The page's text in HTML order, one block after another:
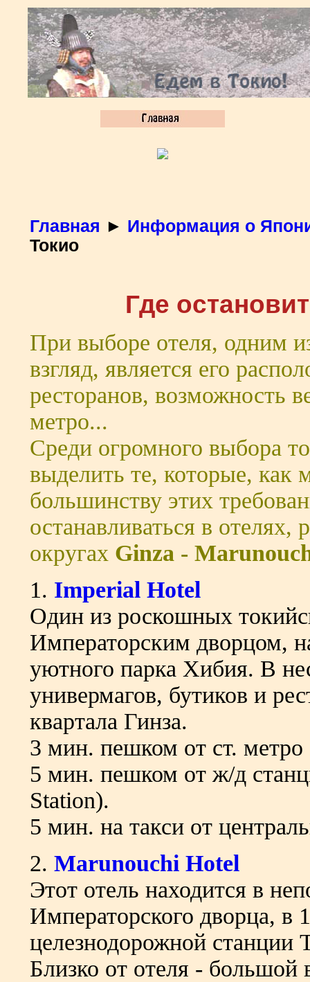
Главная ► Информация о
Токио
Где
При выборе отеля, одним
взгляд, является его
ресторанов, возможность
метро...
Среди огромного выбора
выделить те, которые, как
большинству этих
останавливаться в
округах Ginza -
1. Imperial Hotel
Один из роскошных
Императорским дворцом,
уютного парка Хибия. В
универмагов, бутиков и
квартала Гинза.
3 мин. пешком от ст.
5 мин. пешком от ж/д
Station).
5 мин. на такси от
2. Marunouchi Hotel
Этот отель находится в
Императорского дворца, в
целезнодорожной
Близко от отеля - большой